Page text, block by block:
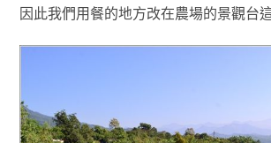
因此我們用餐的地方改在農場的景觀台